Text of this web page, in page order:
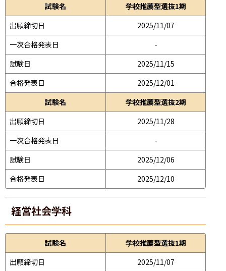
試験名
学校推薦型選抜1期
出願締切日
2025/11/07
一次合格発表日
-
試験日
2025/11/15
合格発表日
2025/12/01
試験名
学校推薦型選抜2期
出願締切日
2025/11/28
一次合格発表日
-
試験日
2025/12/06
合格発表日
2025/12/10
経営社会学科
試験名
学校推薦型選抜1期
出願締切日
2025/11/07